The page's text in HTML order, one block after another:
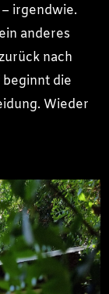
irgendwie.
anderes
nach
beginnt die
Wieder